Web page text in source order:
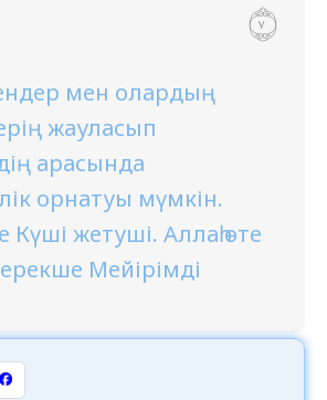
мен олардың
жауласып
арасында
орнатуы мүмкін.
Күші жетуші. Аллаһ өте
Мейірімді